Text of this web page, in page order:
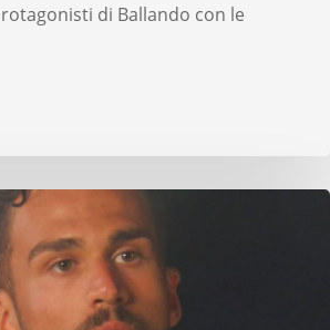
di Ballando con le